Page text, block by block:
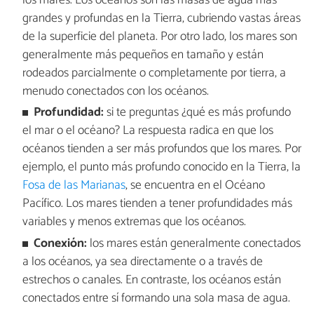
grandes y profundas en la Tierra, cubriendo vastas áreas
de la superficie del planeta. Por otro lado, los mares son
generalmente más pequeños en tamaño y están
rodeados parcialmente o completamente por tierra, a
menudo conectados con los océanos.
Profundidad:si te preguntas ¿qué es más profundo
el mar o el océano? La respuesta radica en que los
océanos tienden a ser más profundos que los mares. Por
ejemplo, el punto más profundo conocido en la Tierra, la
Fosa de las Marianas, se encuentra en el Océano
Pacífico. Los mares tienden a tener profundidades más
variables y menos extremas que los océanos.
Conexión: los mares están generalmente conectados
a los océanos, ya sea directamente o a través de
estrechos o canales. En contraste, los océanos están
conectados entre sí formando una sola masa de agua.